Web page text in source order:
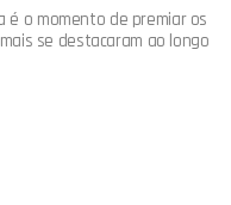
é o momento de premiar os
se destacaram ao longo